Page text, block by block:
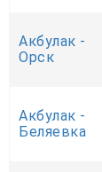
Акбулак -
Орск
Акбулак -
Беляевка